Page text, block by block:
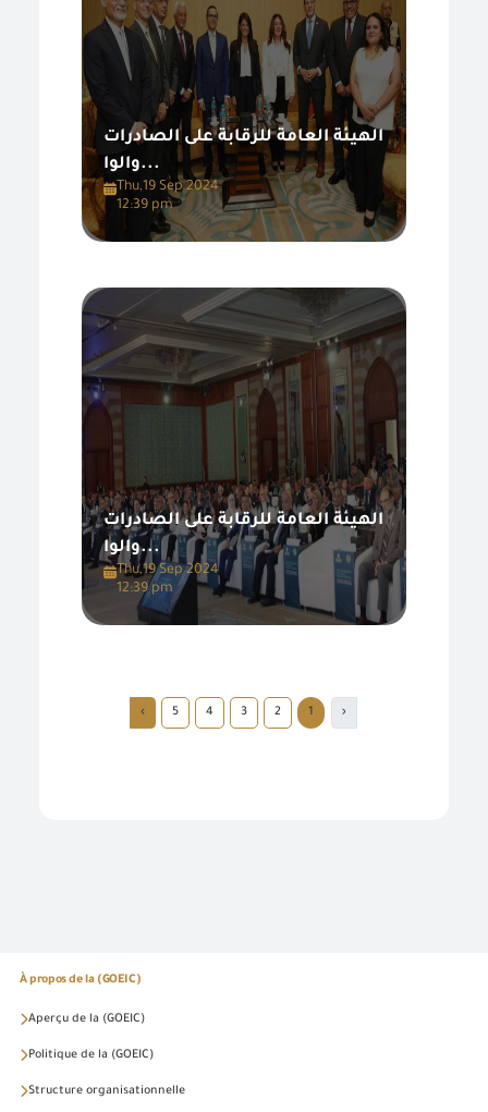
الهيئة العامة للرقابة على الصادرات
والوا...
Thu,19 Sep 2024
12:39 pm
الهيئة العامة للرقابة على الصادرات
والوا...
Thu,19 Sep 2024
12:39 pm
‹
1
2
3
4
5
›
À propos de la (GOEIC)
Aperçu de la (GOEIC)
Politique de la (GOEIC)
Structure organisationnelle